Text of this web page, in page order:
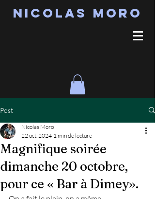
Nicolas MORO
Post
Magnifique soirée
dimanche 20 octobre,
pour ce « Bar à Dimey».
Nicolas Moro
22 oct. 2024 1 min de lecture